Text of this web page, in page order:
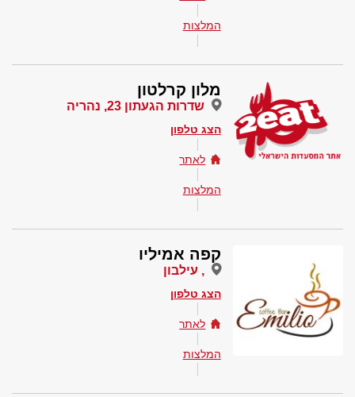
המלצות
מלון קרלטון
שדרות הגעתון 23, נהריה
הצג טלפון
לאתר
המלצות
קפה אמיליו
, עילבון
הצג טלפון
לאתר
המלצות